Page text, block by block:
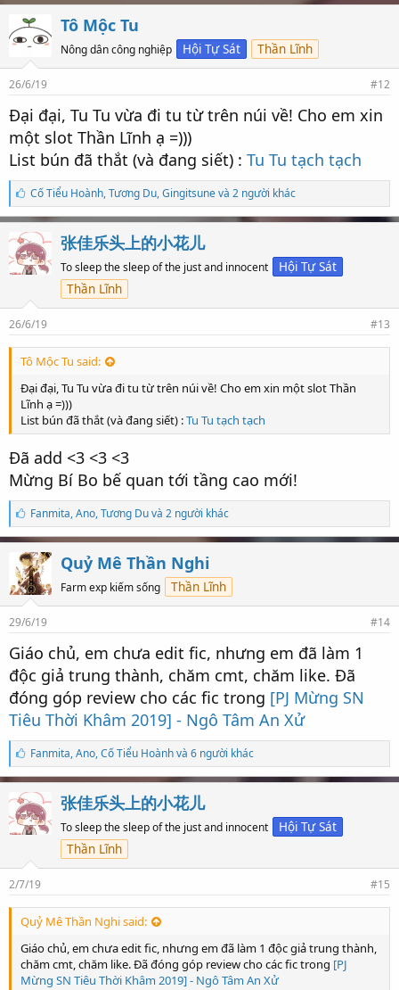
ư
ợ
t
t
í
h
:
Tô Mộc Tu
Nông dân công nghiệp Hội Tự Sát Thần Lĩnh
26/6/19 #12
Đại đại, Tu Tu vừa đi tu từ trên núi về! Cho em xin
một slot Thần Lĩnh ạ =)))
List bún đã thắt (và đang siết) : Tu Tu tạch tạch
S
ố
l
ư
ợ
t
t
í
c
:
Cố Tiểu Hoành,Tương Du,Gingitsune và 2 người khác
张佳乐头上的小花儿
To sleep the sleep of the just and innocent
Hội Tự Sát
Thần Lĩnh
26/6/19 #13
Tô Mộc Tu said:
Đại đại, Tu Tu vừa đi tu từ trên núi về! Cho em xin một slot Thần
Lĩnh ạ =)))
List bún đã thắt (và đang siết) :Tu Tu tạch tạch
Đã add <3 <3 <3
Mừng Bí Bo bế quan tới tầng cao mới!
S
ố
l
ư
ợ
t
t
í
h
:
Fanmita,Ano,Tương Du và 2 người khác
Quỷ Mê Thần Nghi
Farm exp kiếm sống Thần Lĩnh
29/6/19 #14
Giáo chủ, em chưa edit fic, nhưng em đã làm 1
độc giả trung thành, chăm cmt, chăm like. Đã
đóng góp review cho các fic trong [PJ Mừng SN
Tiêu Thời Khâm 2019] - Ngô Tâm An Xử
S
ố
l
ư
ợ
t
t
í
c
:
Fanmita,Ano,Cố Tiểu Hoành và 6 người khác
张佳乐头上的小花儿
To sleep the sleep of the just and innocent
Hội Tự Sát
Thần Lĩnh
2/7/19 #15
Quỷ Mê Thần Nghi said:
Giáo chủ, em chưa edit fic, nhưng em đã làm 1 độc giả trung thành,
chăm cmt, chăm like. Đã đóng góp review cho các fic trong [PJ
Mừng SN Tiêu Thời Khâm 2019] - Ngô Tâm An Xử